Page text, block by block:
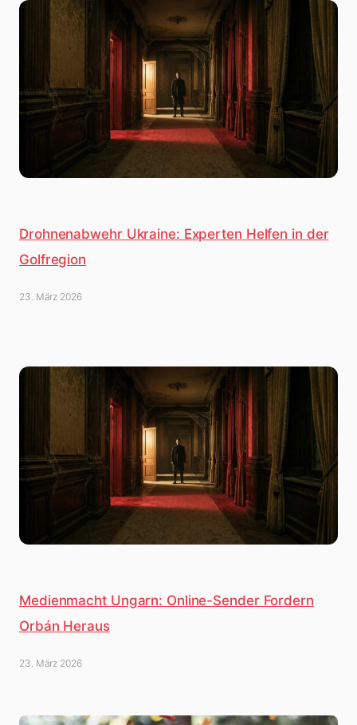
Drohnenabwehr Ukraine: Experten Helfen in der
Golfregion
23. März 2026
Medienmacht Ungarn: Online-Sender Fordern
Orbán Heraus
23. März 2026